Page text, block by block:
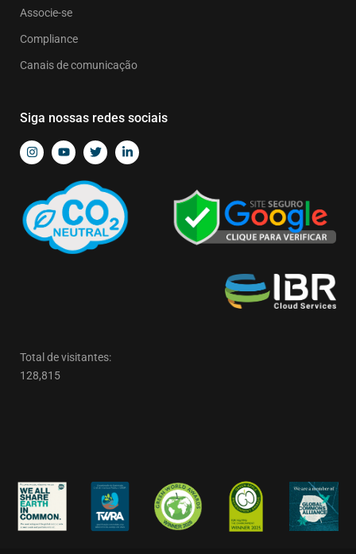
Associe-se
Compliance
Canais de comunicação
Siga nossas redes sociais
Total de visitantes:
128,815